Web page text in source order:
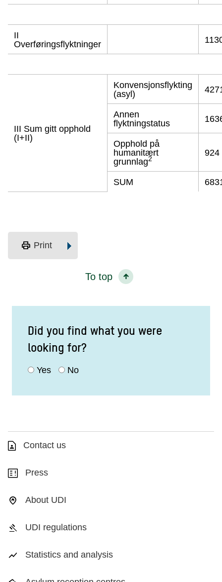
II
Overføringsflyktninger
III Sum gitt opphold
(I+II)
Konvensjonsflykting
(asyl)
Annen
flyktningstatus
Opphold på
humanitært
grunnlag2
924
SUM
print Print
To top
Did you find what you were
looking for?
Yes No
Contact us
Press
About UDI
UDI regulations
Statistics and analysis